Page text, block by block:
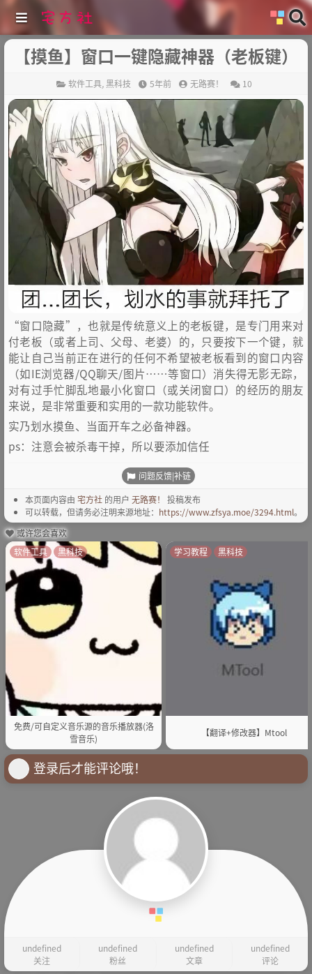
【摸鱼】窗口一键隐藏神器（老板键）
软件工具,黑科技 5年前 无路赛！ 10
“窗口隐藏”，也就是传统意义上的老板键，是专门用来对
付老板（或者上司、父母、老婆）的，只要按下一个键，就
能让自己当前正在进行的任何不希望被老板看到的窗口内容
（如IE浏览器/QQ聊天/图片……等窗口）消失得无影无踪，
对有过手忙脚乱地最小化窗口（或关闭窗口）的经历的朋友
来说，是非常重要和实用的一款功能软件。
实乃划水摸鱼、当面开车之必备神器。
ps：注意会被杀毒干掉，所以要添加信任
问题反馈|补链
本页面内容由 宅方社 的用户 无路赛！
投稿发布
可以转载，但请务必注明来源地址： https://www.zfsya.moe/3294.html。
或许您会喜欢
免费/可自定义音乐源的音乐播放器(洛
雪音乐)
软件工具 黑科技
【翻译+修改器】Mtool
学习教程 黑科技
登录后才能评论哦！
undefined
关注
undefined
粉丝
undefined
文章
undefined
评论